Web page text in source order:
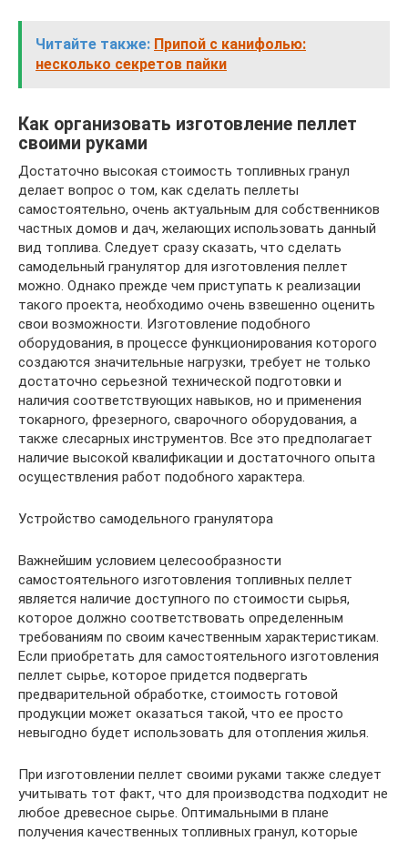
Читайте также: Припой с канифолью:
несколько секретов пайки
Как организовать изготовление пеллет
своими руками
Достаточно высокая стоимость топливных гранул
делает вопрос о том, как сделать пеллеты
самостоятельно, очень актуальным для собственников
частных домов и дач, желающих использовать данный
вид топлива. Следует сразу сказать, что сделать
самодельный гранулятор для изготовления пеллет
можно. Однако прежде чем приступать к реализации
такого проекта, необходимо очень взвешенно оценить
свои возможности. Изготовление подобного
оборудования, в процессе функционирования которого
создаются значительные нагрузки, требует не только
достаточно серьезной технической подготовки и
наличия соответствующих навыков, но и применения
токарного, фрезерного, сварочного оборудования, а
также слесарных инструментов. Все это предполагает
наличие высокой квалификации и достаточного опыта
осуществления работ подобного характера.
Устройство самодельного гранулятора
Важнейшим условием целесообразности
самостоятельного изготовления топливных пеллет
является наличие доступного по стоимости сырья,
которое должно соответствовать определенным
требованиям по своим качественным характеристикам.
Если приобретать для самостоятельного изготовления
пеллет сырье, которое придется подвергать
предварительной обработке, стоимость готовой
продукции может оказаться такой, что ее просто
невыгодно будет использовать для отопления жилья.
При изготовлении пеллет своими руками также следует
учитывать тот факт, что для производства подходит не
любое древесное сырье. Оптимальными в плане
получения качественных топливных гранул, которые